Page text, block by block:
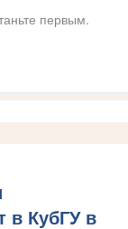
первым.
в КубГУ в